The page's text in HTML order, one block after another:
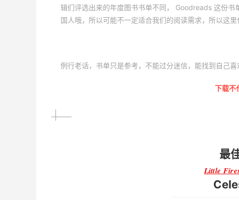
辑们评选出来的年度图书书单不同， Goodreads 这份
国人哦，所以可能不一定适合我们的阅读需求，所以这里
例行老话，书单只是参考，不能过分迷信，能找到自己喜
下载不
最
Little